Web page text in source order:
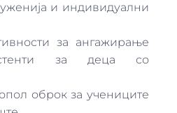
и индивидуални
за ангажирање
за деца со
оброк за учениците